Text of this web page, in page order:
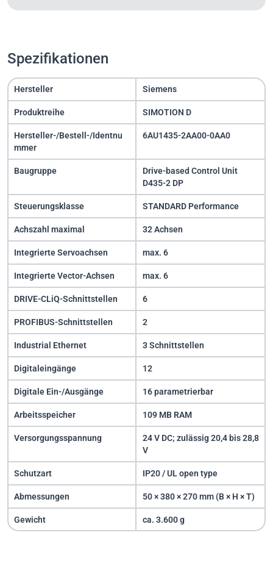
Spezifikationen
Hersteller Siemens
Produktreihe SIMOTION D
Hersteller-/Bestell-/Identnu
mmer
6AU1435-2AA00-0AA0
Baugruppe
Drive-based Control Unit
D435-2 DP
Steuerungsklasse STANDARD Performance
Achszahl maximal 32 Achsen
Integrierte Servoachsen max. 6
Integrierte Vector-Achsen max. 6
DRIVE-CLiQ-Schnittstellen 6
PROFIBUS-Schnittstellen 2
Industrial Ethernet 3 Schnittstellen
Digitaleingänge 12
Digitale Ein-/Ausgänge 16 parametrierbar
Arbeitsspeicher 109 MB RAM
Versorgungsspannung
24 V DC; zulässig 20,4 bis 28,8
V
Schutzart IP20 / UL open type
Abmessungen 50 × 380 × 270 mm (B × H × T)
Gewicht ca. 3.600 g